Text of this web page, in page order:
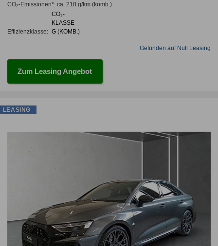
CO2-Emissionen*: ca. 210 g/km(komb.)
Effizienzklasse:
CO₂-
KLASSE
G (KOMB.)
Gefunden auf Null Leasing
Zum Leasing Angebot
LEASING